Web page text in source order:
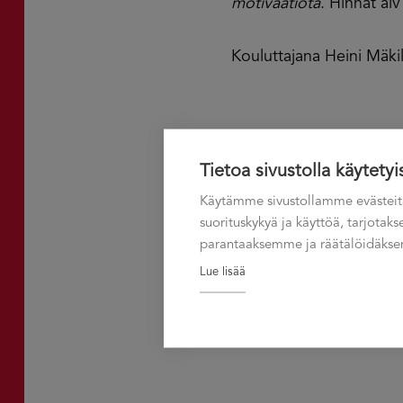
motivaatiota. Hinnat alv
Kouluttajana Heini
Tietoa sivustolla
Käytämme sivustollamme
suorituskykyä ja käyttöä,
parantaaksemme ja
Lue lisää